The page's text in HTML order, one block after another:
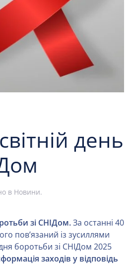
день
в Новини.
зі СНІДом.За останні 40
пов’язаний із зусиллями
боротьби зі СНІДом 2025
заходів у відповідь